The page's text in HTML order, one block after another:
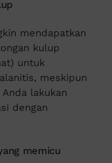
mendapatkan
kulup
untuk
meskipun
lakukan
dengan
memicu